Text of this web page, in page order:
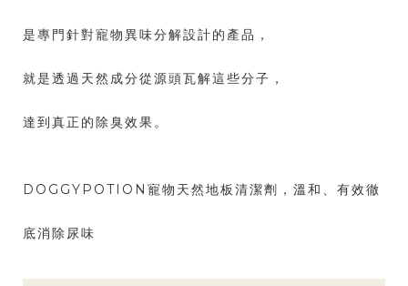
是專門針對寵物異味分解設計的產品，
就是透過天然成分從源頭瓦解這些分子，
達到真正的除臭效果。
DOGGYPOTION寵物天然地板清潔劑，溫和、有效徹
底消除尿味